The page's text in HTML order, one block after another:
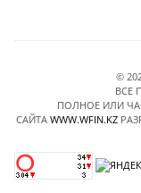
©
ВСЕ
ПОЛНОЕ ИЛИ
САЙТА WWW.WFIN.KZ